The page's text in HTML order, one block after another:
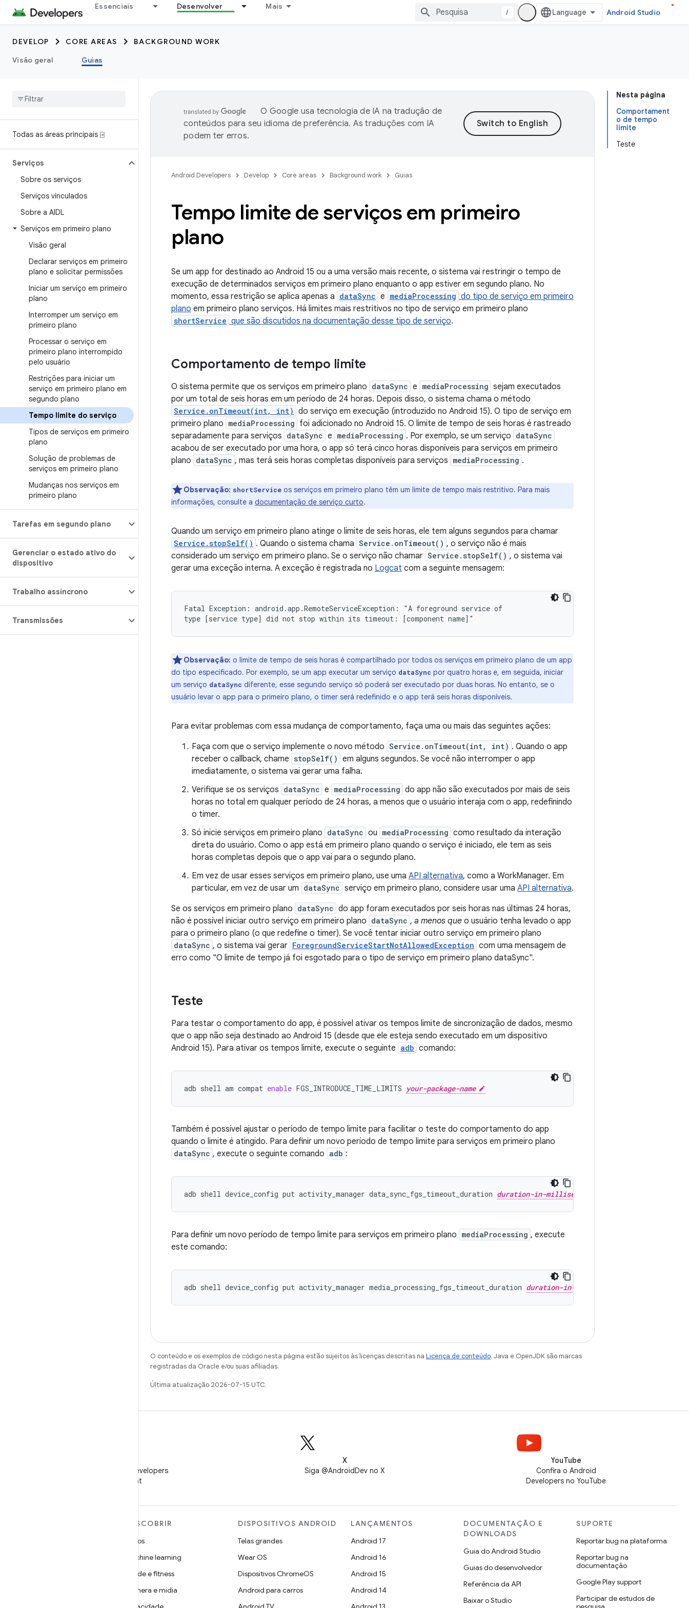
Essenciais Desenvolver Mais
/ Android Studio
DEVELOP CORE AREAS
BACKGROUND WORK
Visão geral
Guias
Todas as áreas principais ⍈
Serviços
Sobre os serviços
Serviços vinculados
Sobre a AIDL
Serviços em primeiro plano
Visão geral
Declarar serviços em primeiro
plano e solicitar permissões
Iniciar um serviço em primeiro
plano
Interromper um serviço em
primeiro plano
Processar o serviço em
primeiro plano interrompido
pelo usuário
Restrições para iniciar um
serviço em primeiro plano em
segundo plano
Tempo limite do serviço
Tipos de serviços em primeiro
plano
Solução de problemas de
serviços em primeiro plano
Mudanças nos serviços em
primeiro plano
Tarefas em segundo plano
Gerenciar o estado ativo do
dispositivo
Trabalho assíncrono
Transmissões
Nesta página
Comportament
o de tempo
limite
Teste
O Google usa tecnologia de IA na tradução de
conteúdos para seu idioma de preferência. As traduções com IA
podem ter erros.
Android Developers Develop Core areas Background work Guias
Tempo limite de serviços em primeiro
plano
Se um app for destinado ao Android 15 ou a uma versão mais recente, o sistema vai restringir o tempo de
execução de determinados serviços em primeiro plano enquanto o app estiver em segundo plano. No
momento, essa restrição se aplica apenas a dataSync e mediaProcessing do tipo de serviço em primeiro
plano em primeiro plano serviços. Há limites mais restritivos no tipo de serviço em primeiro plano
shortService que são discutidos na documentação desse tipo de serviço.
Comportamento de tempo limite
O sistema permite que os serviços em primeiro plano dataSync e mediaProcessing sejam executados
por um total de seis horas em um período de 24 horas. Depois disso, o sistema chama o método
Service.onTimeout(int, int) do serviço em execução (introduzido no Android 15). O tipo de serviço em
primeiro plano mediaProcessing foi adicionado no Android 15. O limite de tempo de seis horas é rastreado
separadamente para serviços dataSync e mediaProcessing . Por exemplo, se um serviço dataSync
acabou de ser executado por uma hora, o app só terá cinco horas disponíveis para serviços em primeiro
plano dataSync , mas terá seis horas completas disponíveis para serviços mediaProcessing .
Observação: shortService os serviços em primeiro plano têm um limite de tempo mais restritivo. Para mais
informações, consulte a documentação de serviço curto.
Quando um serviço em primeiro plano atinge o limite de seis horas, ele tem alguns segundos para chamar
Service.stopSelf() . Quando o sistema chama Service.onTimeout() , o serviço não é mais
considerado um serviço em primeiro plano. Se o serviço não chamar Service.stopSelf() , o sistema vai
gerar uma exceção interna. A exceção é registrada no Logcat com a seguinte mensagem:
Fatal Exception: android.app.RemoteServiceException: "A foreground service of
Observação: o limite de tempo de seis horas é compartilhado por todos os serviços em primeiro plano de um app
do tipo especificado. Por exemplo, se um app executar um serviço dataSync por quatro horas e, em seguida, iniciar
um serviço dataSync diferente, esse segundo serviço só poderá ser executado por duas horas. No entanto, se o
usuário levar o app para o primeiro plano, o timer será redefinido e o app terá seis horas disponíveis.
Para evitar problemas com essa mudança de comportamento, faça uma ou mais das seguintes ações:
Faça com que o serviço implemente o novo método Service.onTimeout(int, int) . Quando o app
receber o callback, chame stopSelf() em alguns segundos. Se você não interromper o app
imediatamente, o sistema vai gerar uma falha.
Verifique se os serviços dataSync e mediaProcessing do app não são executados por mais de seis
horas no total em qualquer período de 24 horas, a menos que o usuário interaja com o app, redefinindo
o timer.
Só inicie serviços em primeiro plano dataSync ou mediaProcessing como resultado da interação
direta do usuário. Como o app está em primeiro plano quando o serviço é iniciado, ele tem as seis
horas completas depois que o app vai para o segundo plano.
Em vez de usar esses serviços em primeiro plano, use uma API alternativa, como a WorkManager. Em
particular, em vez de usar um dataSync serviço em primeiro plano, considere usar uma API alternativa.
Se os serviços em primeiro plano dataSync do app foram executados por seis horas nas últimas 24 horas,
não é possível iniciar outro serviço em primeiro plano dataSync , a menos que o usuário tenha levado o app
para o primeiro plano (o que redefine o timer). Se você tentar iniciar outro serviço em primeiro plano
dataSync , o sistema vai gerar ForegroundServiceStartNotAllowedException com uma mensagem de
erro como "O limite de tempo já foi esgotado para o tipo de serviço em primeiro plano dataSync".
Teste
Para testar o comportamento do app, é possível ativar os tempos limite de sincronização de dados, mesmo
que o app não seja destinado ao Android 15 (desde que ele esteja sendo executado em um dispositivo
Android 15). Para ativar os tempos limite, execute o seguinte adb comando:
adb shell am compat enable FGS_INTRODUCE_TIME_LIMITS your-package-name
Também é possível ajustar o período de tempo limite para facilitar o teste do comportamento do app
quando o limite é atingido. Para definir um novo período de tempo limite para serviços em primeiro plano
dataSync , execute o seguinte comando adb :
adb shell device_config put activity_manager data_sync_fgs_timeout_duration duration-in-milliseconds
Para definir um novo período de tempo limite para serviços em primeiro plano mediaProcessing , execute
este comando:
adb shell device_config put activity_manager media_processing_fgs_timeout_duration duration-in-milliseconds
O conteúdo e os exemplos de código nesta página estão sujeitos às licenças descritas na Licença de conteúdo. Java e OpenJDK são marcas
registradas da Oracle e/ou suas afiliadas.
Última atualização 2026-07-15 UTC.
Siga o Android Developers
no WeChat
X
Siga @AndroidDev no X
YouTube
Confira o Android
Developers no YouTube
DESCOBRIR
Jogos
Machine learning
Saúde e fitness
Câmera e mídia
DISPOSITIVOS ANDROID
Telas grandes
Wear OS
Dispositivos ChromeOS
Android para carros
LANÇAMENTOS
Android 17
Android 16
Android 15
Android 14
DOCUMENTAÇÃO E
DOWNLOADS
Guia do Android Studio
Guias do desenvolvedor
Referência da API
Baixar o Studio
SUPORTE
Reportar bug na plataforma
Reportar bug na
documentação
Google Play support
Participar de estudos de